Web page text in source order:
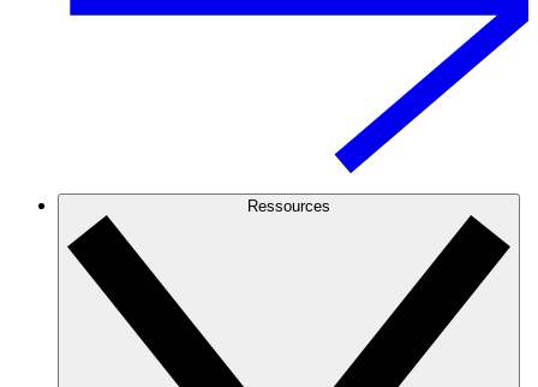
Ressources